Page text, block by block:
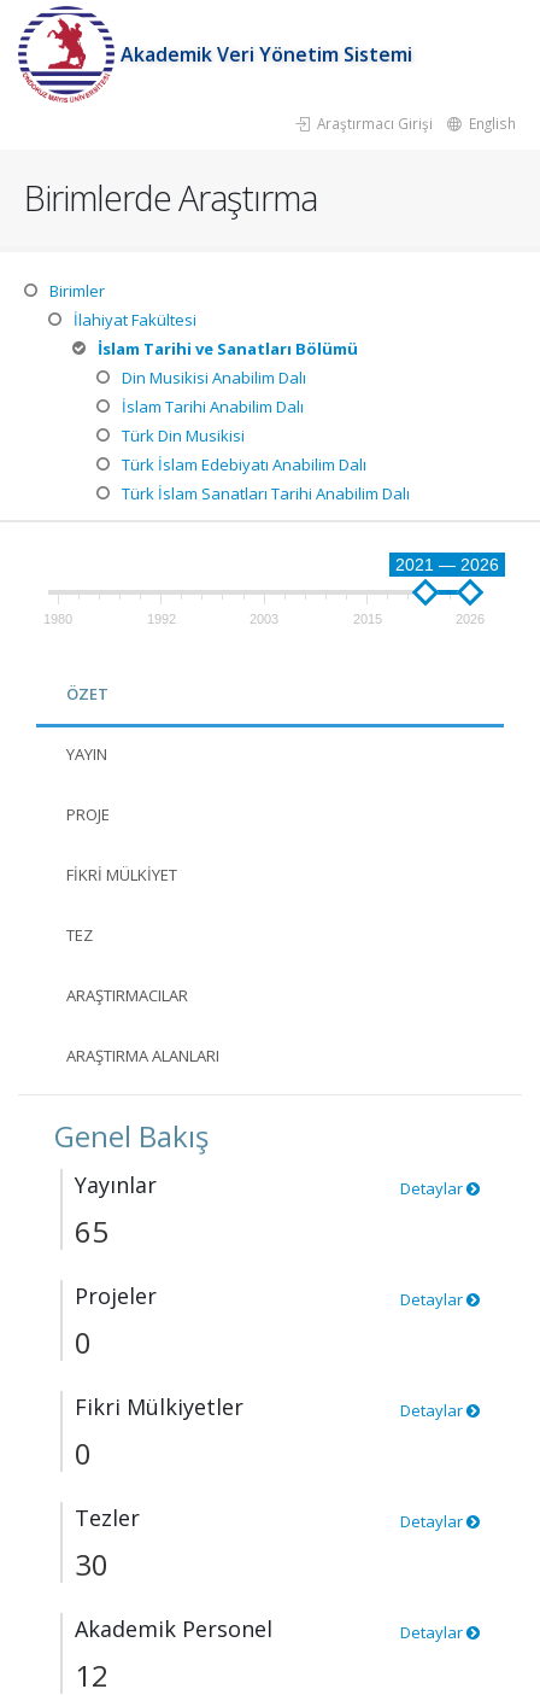
Akademik Veri Yönetim Sistemi
Araştırmacı Girişi English
Birimlerde Araştırma
Birimler
İlahiyat Fakültesi
İslam Tarihi ve Sanatları Bölümü
Din Musikisi Anabilim Dalı
İslam Tarihi Anabilim Dalı
Türk Din Musikisi
Türk İslam Edebiyatı Anabilim Dalı
Türk İslam Sanatları Tarihi Anabilim Dalı
2021 — 2026
1980 1992 2003 2015 2026
ÖZET
YAYIN
PROJE
FIKRI MÜLKIYET
TEZ
ARAŞTIRMACILAR
ARAŞTIRMA ALANLARI
Genel Bakış
Yayınlar Detaylar
65
Projeler Detaylar
0
Fikri Mülkiyetler Detaylar
0
Tezler Detaylar
30
Akademik Personel Detaylar
12